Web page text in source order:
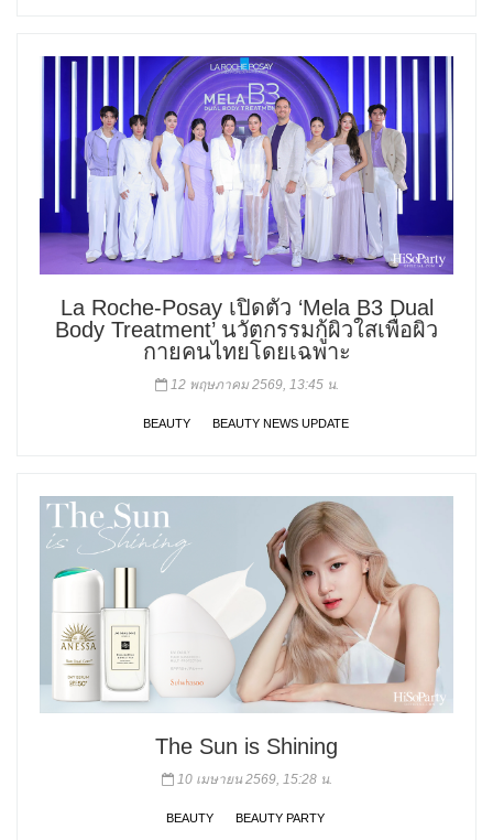
La Roche-Posay เปิดตัว ‘Mela B3 Dual
Body Treatment’ นวัตกรรมกู้ผิวใสเพื่อผิว
กายคนไทยโดยเฉพาะ
12 พฤษภาคม 2569, 13:45 น.
BEAUTY BEAUTY NEWS UPDATE
The Sun is Shining
10 เมษายน 2569, 15:28 น.
BEAUTY BEAUTY PARTY